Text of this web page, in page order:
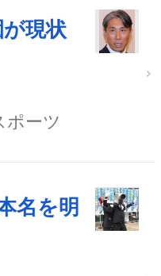
現状
ポーツ
名を明